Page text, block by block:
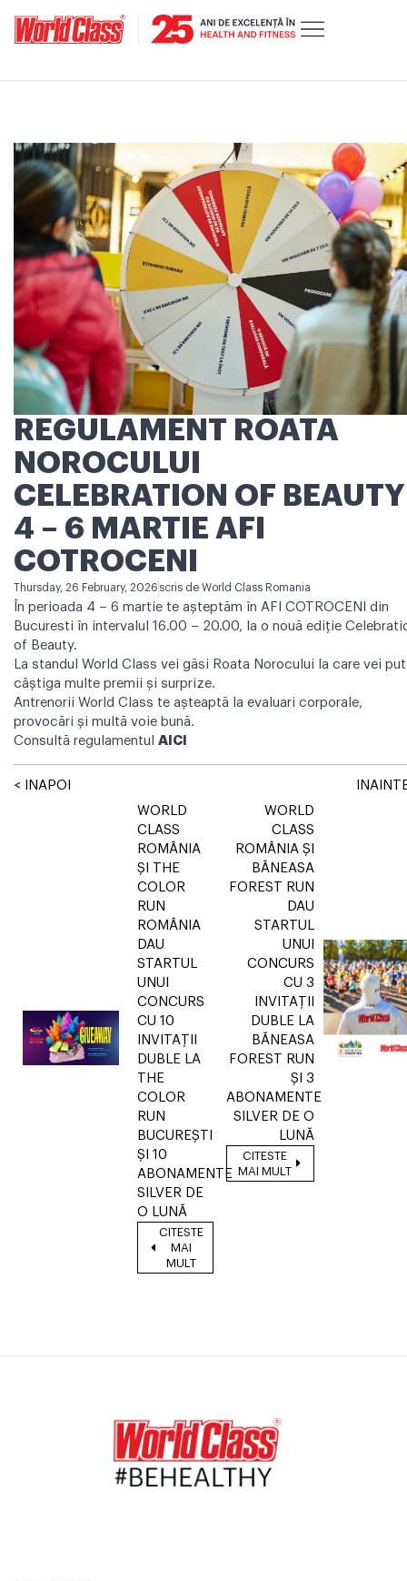
REGULAMENT ROATA
NOROCULUI
CELEBRATION OF BEAUTY
4 – 6 MARTIE AFI
COTROCENI
Thursday, 26 February, 2026 scris de World Class Romania
În perioada 4 – 6 martie te așteptăm în AFI COTROCENI din
Bucuresti în intervalul 16.00 – 20.00, la o nouă ediție
of Beauty.
La standul World Class vei găsi Roata Norocului la care vei
câștiga multe premii și surprize.
Antrenorii World Class te așteaptă la evaluari corporale,
provocări și multă voie bună.
Consultă regulamentul AICI
< INAPOI
WORLD
CLASS
ROMÂNIA
ȘI THE
COLOR
RUN
ROMÂNIA
DAU
STARTUL
UNUI
CONCURS
CU 10
INVITAȚII
DUBLE LA
THE
COLOR
RUN
BUCUREȘTI
ȘI 10
ABONAMENTE
SILVER DE
O LUNĂ
CITESTE
MAI
MULT
WORLD
CLASS
ROMÂNIA ȘI
BĂNEASA
FOREST RUN
DAU
STARTUL
UNUI
CONCURS
CU 3
INVITAȚII
DUBLE LA
BĂNEASA
FOREST RUN
ȘI 3
ABONAMENTE
SILVER DE O
LUNĂ
CITESTE
MAI MULT